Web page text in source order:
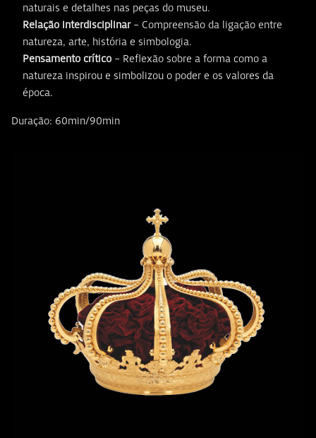
naturais e detalhes nas peças do museu.
Relação interdisciplinar– Compreensão da ligação entre
natureza, arte, história e simbologia.
Pensamento crítico – Reflexão sobre a forma como a
natureza inspirou e simbolizou o poder e os valores da
época.
Duração: 60min/90min